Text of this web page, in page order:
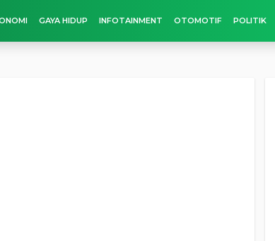
GAYA HIDUP INFOTAINMENT OTOMOTIF POLITIK